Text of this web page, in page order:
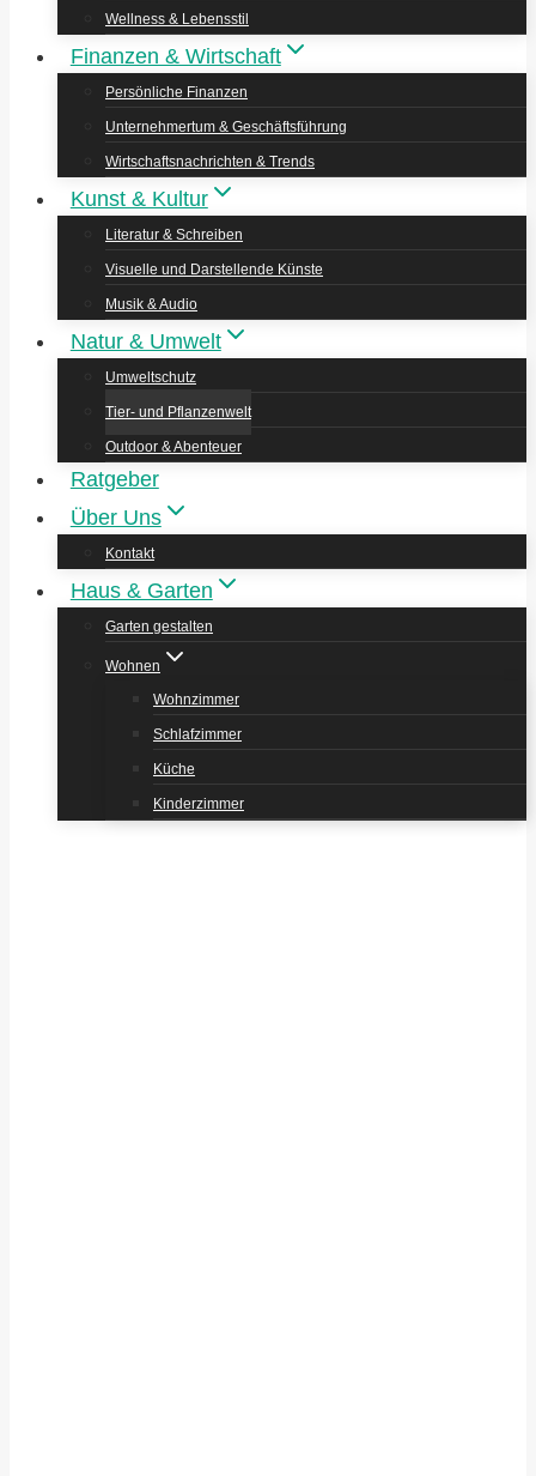
Wellness & Lebensstil
Finanzen & Wirtschaft
Persönliche Finanzen
Unternehmertum & Geschäftsführung
Wirtschaftsnachrichten & Trends
Kunst & Kultur
Literatur & Schreiben
Visuelle und Darstellende Künste
Musik & Audio
Natur & Umwelt
Umweltschutz
Tier- und Pflanzenwelt
Outdoor & Abenteuer
Ratgeber
Über Uns
Kontakt
Haus & Garten
Garten gestalten
Wohnen
Wohnzimmer
Schlafzimmer
Küche
Kinderzimmer